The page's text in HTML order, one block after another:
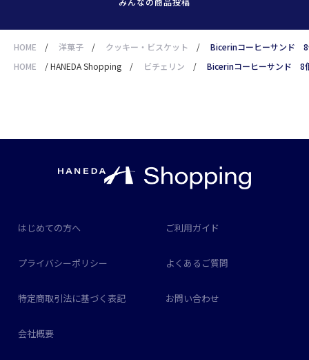
HOME / 洋菓子 / クッキー・ビスケット /
Bicerinコーヒーサンド
HOME
/HANEDA Shopping / ビチェリン / Bicerinコーヒーサンド 8
みんなの商品投稿
はじめての方へ ご利用ガイド
プライバシーポリシー よくあるご質問
特定商取引法に基づく表記 お問い合わせ
会社概要